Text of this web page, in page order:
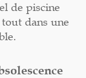
de piscine
dans une